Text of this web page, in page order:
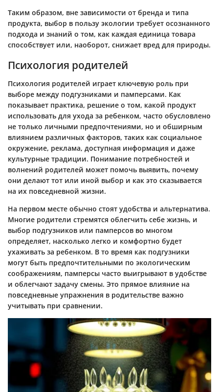
Таким образом, вне зависимости от бренда и типа
продукта, выбор в пользу экологии требует осознанного
подхода и знаний о том, как каждая единица товара
способствует или, наоборот, снижает вред для природы.
Психология родителей
Психология родителей играет ключевую роль при
выборе между подгузниками и памперсами. Как
показывает практика, решение о том, какой продукт
использовать для ухода за ребенком, часто обусловлено
не только личными предпочтениями, но и обширным
влиянием различных факторов, таких как социальное
окружение, реклама, доступная информация и даже
культурные традиции. Понимание потребностей и
волнений родителей может помочь выявить, почему
они делают тот или иной выбор и как это сказывается
на их повседневной жизни.
На первом месте обычно стоят удобства и альтернатива.
Многие родители стремятся облегчить себе жизнь, и
выбор подгузников или памперсов во многом
определяет, насколько легко и комфортно будет
ухаживать за ребенком. В то время как подгузники
могут быть предпочтительными по экологическим
соображениям, памперсы часто выигрывают в удобстве
и облегчают задачу смены. Это прямое влияние на
повседневные упражнения в родительстве важно
учитывать при сравнении.